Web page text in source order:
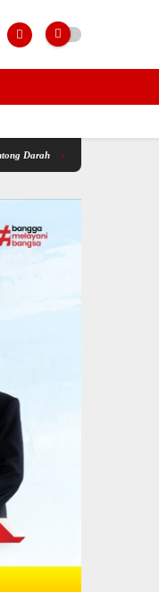
Bantuan Tak Kunjung Cair: